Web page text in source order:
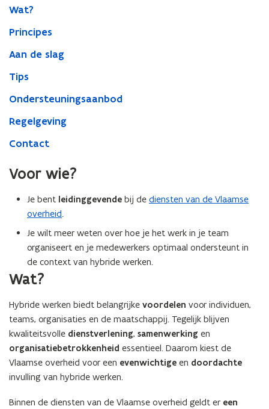
Wat?
Principes
Aan de slag
Tips
Ondersteuningsaanbod
Regelgeving
Contact
Voor wie?
Je bent leidinggevende bij de diensten van de Vlaamse
overheid.
Je wilt meer weten over hoe je het werk in je team
organiseert en je medewerkers optimaal ondersteunt in
de context van hybride werken.
Wat?
Hybride werken biedt belangrijke voordelen voor individuen,
teams, organisaties en de maatschappij. Tegelijk blijven
kwaliteitsvolle dienstverlening, samenwerking en
organisatiebetrokkenheid essentieel. Daarom kiest de
Vlaamse overheid voor een evenwichtige en doordachte
invulling van hybride werken.
Binnen de diensten van de Vlaamse overheid geldt er een